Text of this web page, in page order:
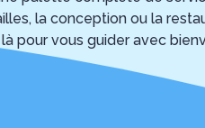
la conception ou la
pour vous guider avec